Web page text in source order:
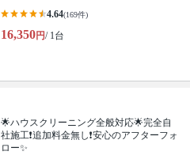
4.64(169件)
16,350円/ 1台
🌟ハウスクリーニング全般対応🌟完全自
社施工❗️追加料金無し❗️安心のアフターフォ
ロー✨